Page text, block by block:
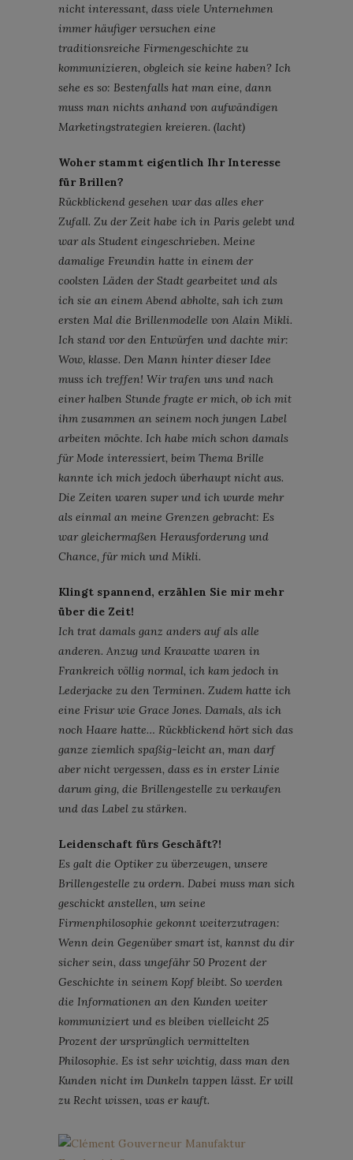
nicht interessant, dass viele Unternehmen
immer häufiger versuchen eine
traditionsreiche Firmengeschichte zu
kommunizieren, obgleich sie keine haben? Ich
sehe es so: Bestenfalls hat man eine, dann
muss man nichts anhand von aufwändigen
Marketingstrategien kreieren. (lacht)
Woher stammt eigentlich Ihr Interesse
für Brillen?
Rückblickend gesehen war das alles eher
Zufall. Zu der Zeit habe ich in Paris gelebt und
war als Student eingeschrieben. Meine
damalige Freundin hatte in einem der
coolsten Läden der Stadt gearbeitet und als
ich sie an einem Abend abholte, sah ich zum
ersten Mal die Brillenmodelle von Alain Mikli.
Ich stand vor den Entwürfen und dachte mir:
Wow, klasse. Den Mann hinter dieser Idee
muss ich treffen! Wir trafen uns und nach
einer halben Stunde fragte er mich, ob ich mit
ihm zusammen an seinem noch jungen Label
arbeiten möchte. Ich habe mich schon damals
für Mode interessiert, beim Thema Brille
kannte ich mich jedoch überhaupt nicht aus.
Die Zeiten waren super und ich wurde mehr
als einmal an meine Grenzen gebracht: Es
war gleichermaßen Herausforderung und
Chance, für mich und Mikli.
Klingt spannend, erzählen Sie mir mehr
über die Zeit!
Ich trat damals ganz anders auf als alle
anderen. Anzug und Krawatte waren in
Frankreich völlig normal, ich kam jedoch in
Lederjacke zu den Terminen. Zudem hatte ich
eine Frisur wie Grace Jones. Damals, als ich
noch Haare hatte… Rückblickend hört sich das
ganze ziemlich spaßig-leicht an, man darf
aber nicht vergessen, dass es in erster Linie
darum ging, die Brillengestelle zu verkaufen
und das Label zu stärken.
Leidenschaft fürs Geschäft?!
Es galt die Optiker zu überzeugen, unsere
Brillengestelle zu ordern. Dabei muss man sich
geschickt anstellen, um seine
Firmenphilosophie gekonnt weiterzutragen:
Wenn dein Gegenüber smart ist, kannst du dir
sicher sein, dass ungefähr 50 Prozent der
Geschichte in seinem Kopf bleibt. So werden
die Informationen an den Kunden weiter
kommuniziert und es bleiben vielleicht 25
Prozent der ursprünglich vermittelten
Philosophie. Es ist sehr wichtig, dass man den
Kunden nicht im Dunkeln tappen lässt. Er will
zu Recht wissen, was er kauft.